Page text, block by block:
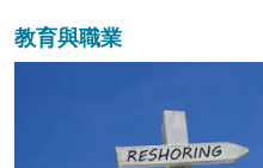
教育與職業